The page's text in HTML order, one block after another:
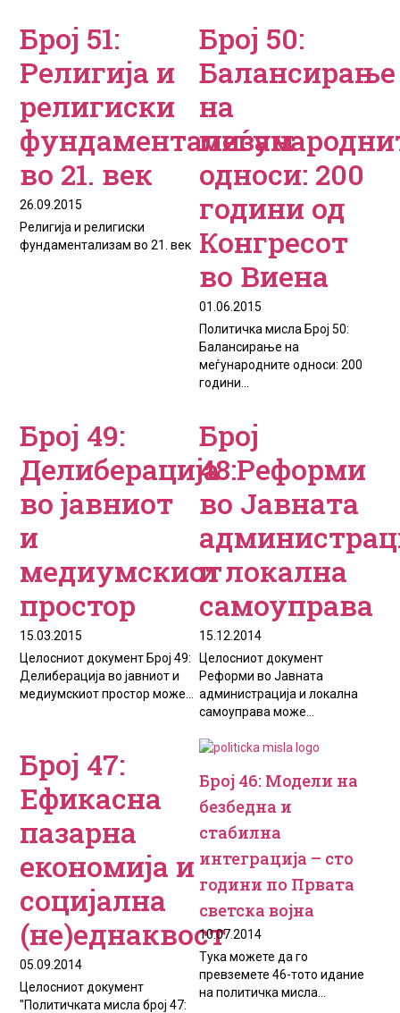
Број 51:
Религија и
религиски
фундаментализам
во 21. век
26.09.2015
Религија и религиски
фундаментализам во 21. век
Број 50:
Балансирање
на
односи: 200
години од
Конгресот
во Виена
01.06.2015
Политичка мисла Број 50:
Балансирање на
меѓународните односи: 200
години...
Број 49:
Делиберација
во јавниот
и
медиумскиот
простор
15.03.2015
Целосниот документ Број 49:
Делиберација во јавниот и
медиумскиот простор може...
Број
48:Реформи
во Јавната
и локална
самоуправа
15.12.2014
Целосниот документ
Реформи во Јавната
администрација и локална
самоуправа може...
Број 47:
Ефикасна
пазарна
економија и
социјална
(не)еднаквост
05.09.2014
Целосниот документ
"Политичката мисла број 47:
Број 46: Модели на
безбедна и
стабилна
интеграција – сто
години по Првата
светска војна
10.07.2014
Тука можете да го
превземете 46-тото идание
на политичка мисла...